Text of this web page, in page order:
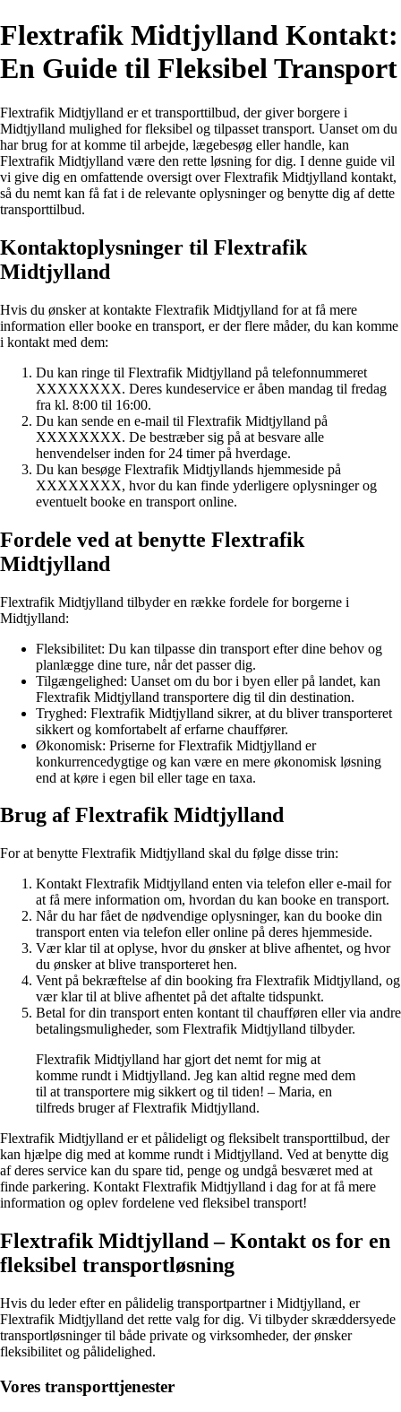
Flextrafik Midtjylland Kontakt:
En Guide til Fleksibel Transport
Flextrafik Midtjylland er et transporttilbud, der giver borgere i
Midtjylland mulighed for fleksibel og tilpasset transport. Uanset om du
har brug for at komme til arbejde, lægebesøg eller handle, kan
Flextrafik Midtjylland være den rette løsning for dig. I denne guide vil
vi give dig en omfattende oversigt over Flextrafik Midtjylland kontakt,
så du nemt kan få fat i de relevante oplysninger og benytte dig af dette
transporttilbud.
Kontaktoplysninger til Flextrafik
Midtjylland
Hvis du ønsker at kontakte Flextrafik Midtjylland for at få mere
information eller booke en transport, er der flere måder, du kan komme
i kontakt med dem:
Du kan ringe til Flextrafik Midtjylland på telefonnummeret
XXXXXXXX. Deres kundeservice er åben mandag til fredag ​​
fra kl. 8:00 til 16:00.
Du kan sende en e-mail til Flextrafik Midtjylland på
XXXXXXXX. De bestræber sig på at besvare alle
henvendelser inden for 24 timer på hverdage.
Du kan besøge Flextrafik Midtjyllands hjemmeside på
XXXXXXXX, hvor du kan finde yderligere oplysninger og
eventuelt booke en transport online.
Fordele ved at benytte Flextrafik
Midtjylland
Flextrafik Midtjylland tilbyder en række fordele for borgerne i
Midtjylland:
Fleksibilitet: Du kan tilpasse din transport efter dine behov og
planlægge dine ture, når det passer dig.
Tilgængelighed: Uanset om du bor i byen eller på landet, kan
Flextrafik Midtjylland transportere dig til din destination.
Tryghed: Flextrafik Midtjylland sikrer, at du bliver transporteret
sikkert og komfortabelt af erfarne chauffører.
Økonomisk: Priserne for Flextrafik Midtjylland er
konkurrencedygtige og kan være en mere økonomisk løsning
end at køre i egen bil eller tage en taxa.
Brug af Flextrafik Midtjylland
For at benytte Flextrafik Midtjylland skal du følge disse trin:
Kontakt Flextrafik Midtjylland enten via telefon eller e-mail for
at få mere information om, hvordan du kan booke en transport.
Når du har fået de nødvendige oplysninger, kan du booke din
transport enten via telefon eller online på deres hjemmeside.
Vær klar til at oplyse, hvor du ønsker at blive afhentet, og hvor
du ønsker at blive transporteret hen.
Vent på bekræftelse af din booking fra Flextrafik Midtjylland, og
vær klar til at blive afhentet på det aftalte tidspunkt.
Betal for din transport enten kontant til chaufføren eller via andre
betalingsmuligheder, som Flextrafik Midtjylland tilbyder.
Flextrafik Midtjylland har gjort det nemt for mig at
komme rundt i Midtjylland. Jeg kan altid regne med dem
til at transportere mig sikkert og til tiden! – Maria, en
tilfreds bruger af Flextrafik Midtjylland.
Flextrafik Midtjylland er et pålideligt og fleksibelt transporttilbud, der
kan hjælpe dig med at komme rundt i Midtjylland. Ved at benytte dig
af deres service kan du spare tid, penge og undgå besværet med at
finde parkering. Kontakt Flextrafik Midtjylland i dag for at få mere
information og oplev fordelene ved fleksibel transport!
Flextrafik Midtjylland – Kontakt os for en
fleksibel transportløsning
Hvis du leder efter en pålidelig transportpartner i Midtjylland, er
Flextrafik Midtjylland det rette valg for dig. Vi tilbyder skræddersyede
transportløsninger til både private og virksomheder, der ønsker
fleksibilitet og pålidelighed.
Vores transporttjenester